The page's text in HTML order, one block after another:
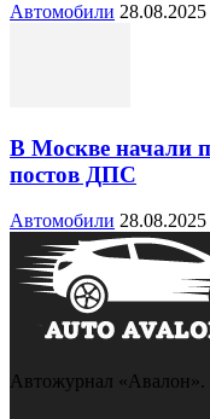
Автомобили 28.08.2025
В Москве начали
постов ДПС
Автомобили 28.08.2025
Автожурнал «Авалон».